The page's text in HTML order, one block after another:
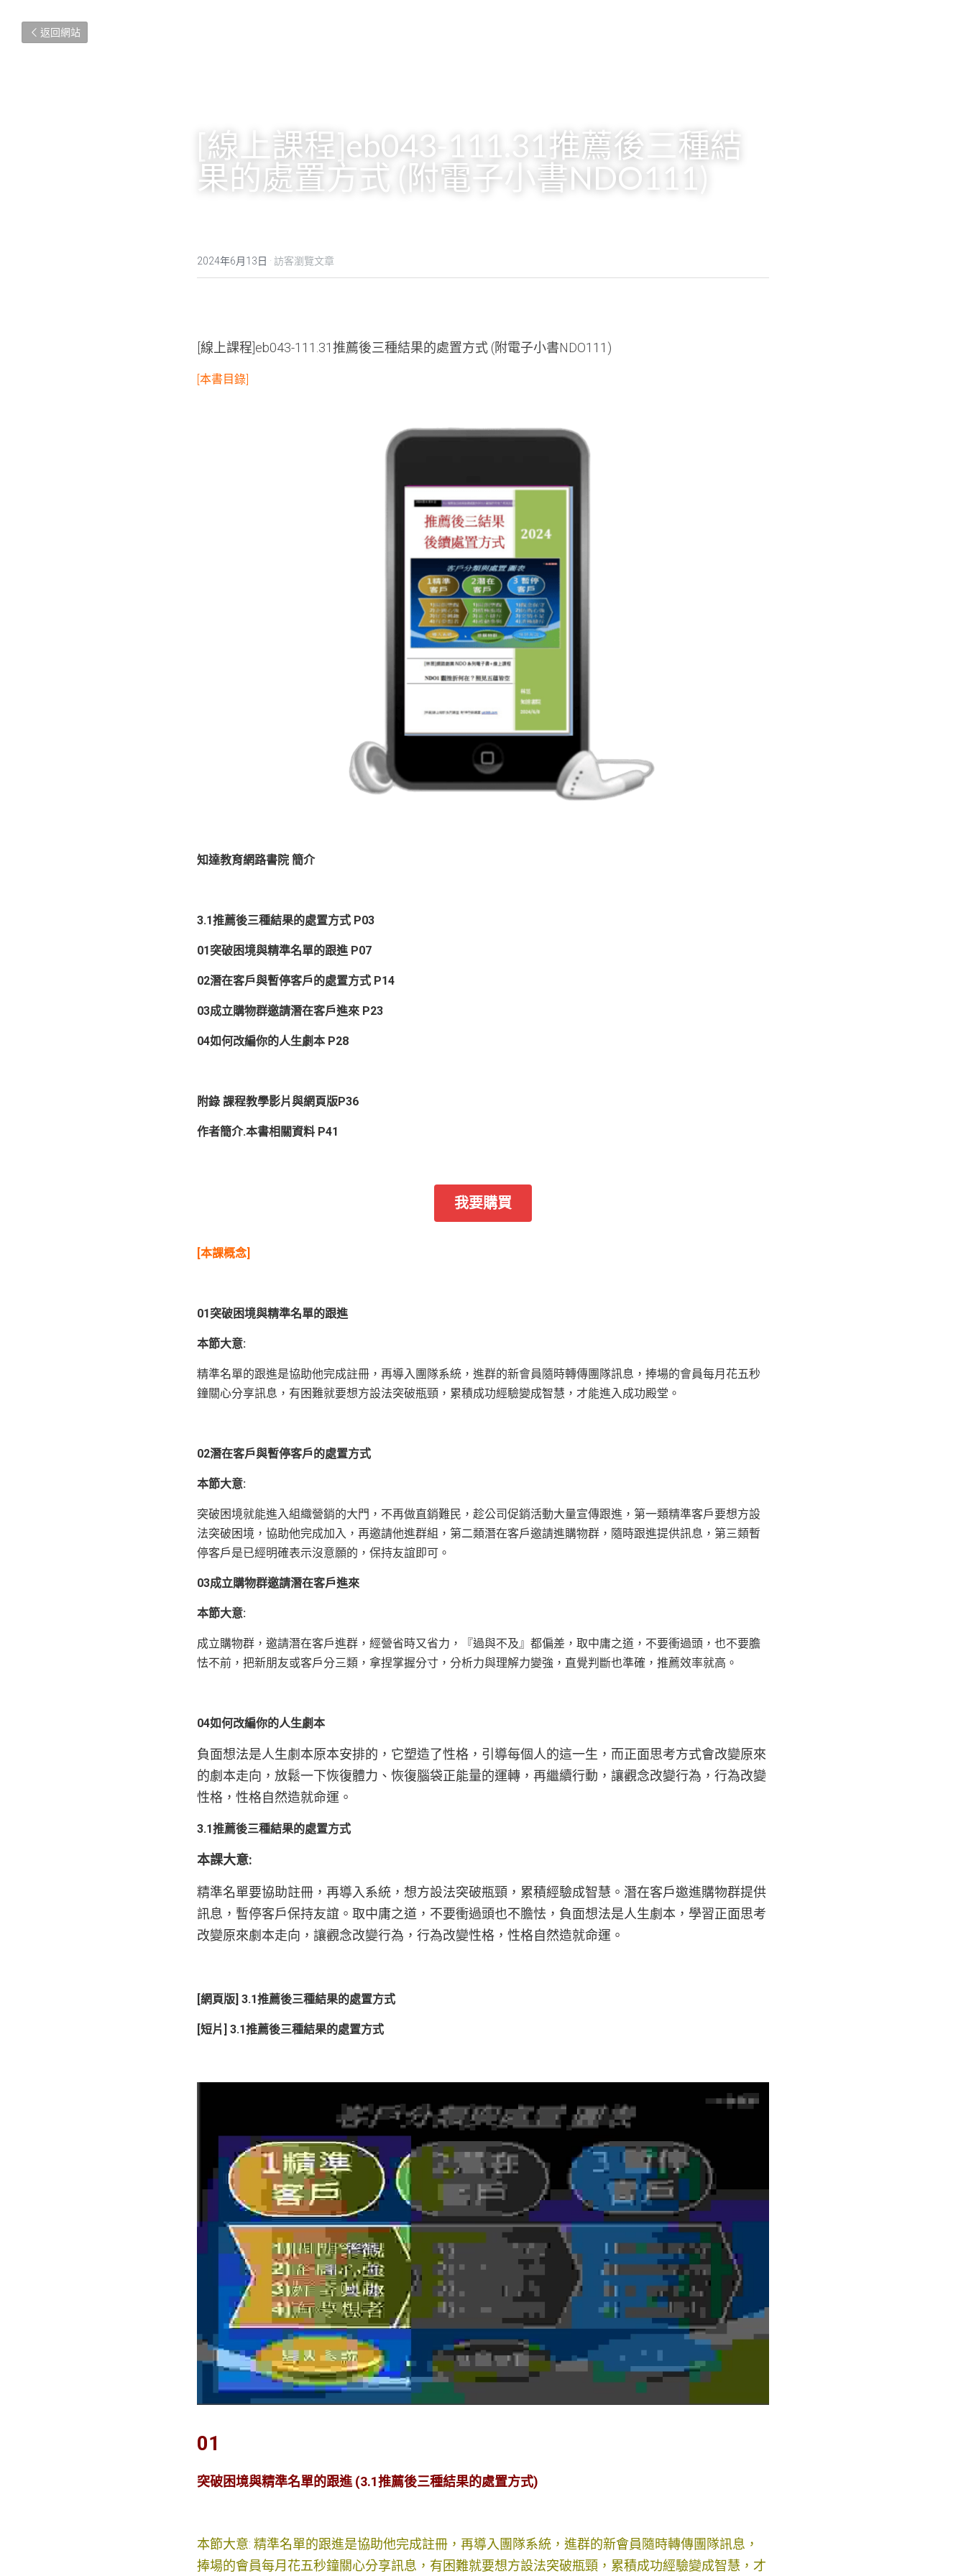
返回網站
[線上課程]eb043-111.31推薦後三種結
果的處置方式 (附電子小書NDO111)
2024年6月13日 · 訪客瀏覽文章
[線上課程]eb043-111.31推薦後三種結果的處置方式 (附電子小書NDO111)
[本書目錄]
知達教育網路書院 簡介
3.1推薦後三種結果的處置方式 P03
01突破困境與精準名單的跟進 P07
02潛在客戶與暫停客戶的處置方式 P14
03成立購物群邀請潛在客戶進來 P23
04如何改編你的人生劇本 P28
附錄 課程教學影片與網頁版P36
作者簡介.本書相關資料 P41
我要購買
[本課概念]
01突破困境與精準名單的跟進
本節大意:
精準名單的跟進是協助他完成註冊，再導入團隊系統，進群的新會員隨時轉傳團隊訊息，捧場的會員每月花五秒
鐘關心分享訊息，有困難就要想方設法突破瓶頸，累積成功經驗變成智慧，才能進入成功殿堂。
02潛在客戶與暫停客戶的處置方式
本節大意:
突破困境就能進入組織營銷的大門，不再做直銷難民，趁公司促銷活動大量宣傳跟進，第一類精準客戶要想方設
法突破困境，協助他完成加入，再邀請他進群組，第二類潛在客戶邀請進購物群，隨時跟進提供訊息，第三類暫
停客戶是已經明確表示沒意願的，保持友誼即可。
03成立購物群邀請潛在客戶進來
本節大意:
成立購物群，邀請潛在客戶進群，經營省時又省力，『過與不及』都偏差，取中庸之道，不要衝過頭，也不要膽
怯不前，把新朋友或客戶分三類，拿捏掌握分寸，分析力與理解力變強，直覺判斷也準確，推薦效率就高。
04如何改編你的人生劇本
負面想法是人生劇本原本安排的，它塑造了性格，引導每個人的這一生，而正面思考方式會改變原來
的劇本走向，放鬆一下恢復體力、恢復腦袋正能量的運轉，再繼續行動，讓觀念改變行為，行為改變
性格，性格自然造就命運。
3.1推薦後三種結果的處置方式
本課大意:
精準名單要協助註冊，再導入系統，想方設法突破瓶頸，累積經驗成智慧。潛在客戶邀進購物群提供
訊息，暫停客戶保持友誼。取中庸之道，不要衝過頭也不膽怯，負面想法是人生劇本，學習正面思考
改變原來劇本走向，讓觀念改變行為，行為改變性格，性格自然造就命運。
[網頁版] 3.1推薦後三種結果的處置方式
[短片] 3.1推薦後三種結果的處置方式
01
突破困境與精準名單的跟進 (3.1推薦後三種結果的處置方式)
本節大意: 精準名單的跟進是協助他完成註冊，再導入團隊系統，進群的新會員隨時轉傳團隊訊息，
捧場的會員每月花五秒鐘關心分享訊息，有困難就要想方設法突破瓶頸，累積成功經驗變成智慧，才